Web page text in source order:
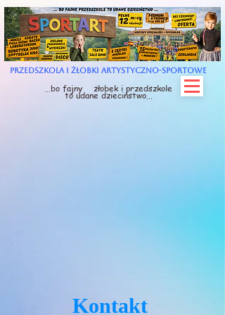
Przedszkola i Żłobki Artystyczno-Sportowe
...bo fajny żłobek i przedszkole
to udane dzieciństwo...
Kontakt